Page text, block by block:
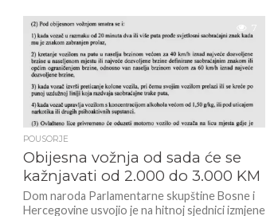
7
POUSORJE
Obijesna vožnja od sada će se
kažnjavati od 2.000 do 3.000 KM
Dom naroda Parlamentarne skupštine Bosne i
Hercegovine usvojio je na hitnoj sjednici izmjene